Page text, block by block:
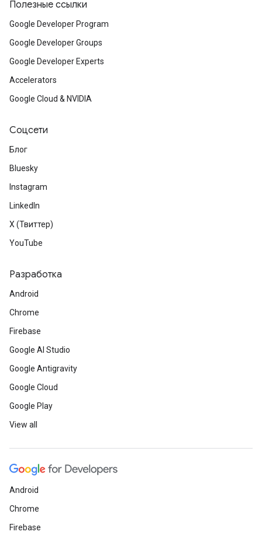
Полезные ссылки
Google Developer Program
Google Developer Groups
Google Developer Experts
Accelerators
Google Cloud & NVIDIA
Соцсети
Блог
Bluesky
Instagram
LinkedIn
X (Твиттер)
YouTube
Разработка
Android
Chrome
Firebase
Google AI Studio
Google Antigravity
Google Cloud
Google Play
View all
Android
Chrome
Firebase